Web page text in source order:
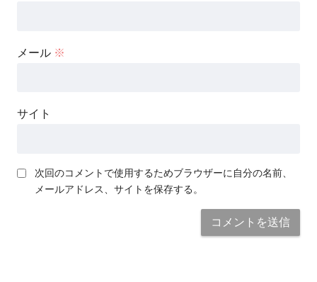
メール ※
サイト
次回のコメントで使用するためブラウザーに自分の名前、
メールアドレス、サイトを保存する。